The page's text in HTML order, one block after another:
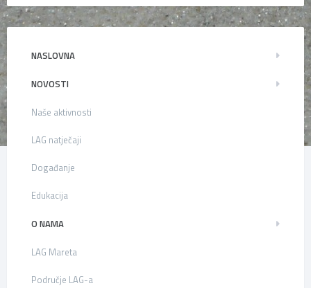
NASLOVNA
NOVOSTI
Naše aktivnosti
LAG natječaji
Događanje
Edukacija
O NAMA
LAG Mareta
Područje LAG-a